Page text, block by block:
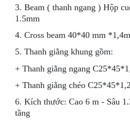
3. Beam ( thanh ngang ) Hộp
1.5mm
4. Cross beam 40*40 mm
5. Thanh giằng khung gồm:
+ Thanh giằng ngang
+ Thanh giằng chéo
6. Kích thước: Cao 6 m - Sâu
tầng